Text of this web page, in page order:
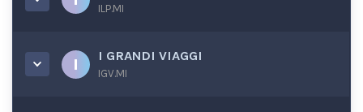
ILP.MI
I GRANDI VIAGGI
IGV.MI